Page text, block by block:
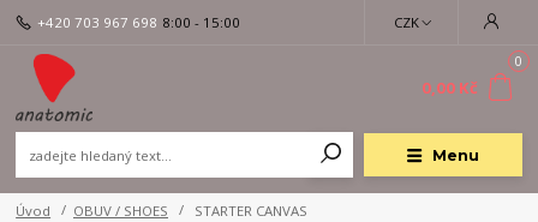
Menu
CZK
+420 703 967 698 8:00 - 15:00
0
0,00 Kč
Úvod OBUV / SHOES STARTER CANVAS